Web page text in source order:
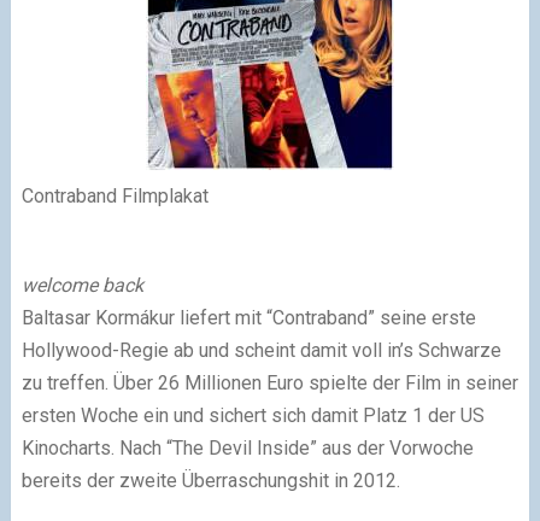
Contraband Filmplakat
welcome back
Baltasar Kormákur liefert mit “Contraband” seine erste
Hollywood-Regie ab und scheint damit voll in’s Schwarze
zu treffen. Über 26 Millionen Euro spielte der Film in seiner
ersten Woche ein und sichert sich damit Platz 1 der US
Kinocharts. Nach “The Devil Inside” aus der Vorwoche
bereits der zweite Überraschungshit in 2012.